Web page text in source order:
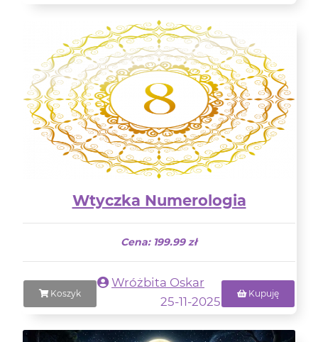
Wtyczka Numerologia
Cena: 199.99 zł
Koszyk Kupuję
Wróżbita Oskar
25-11-2025